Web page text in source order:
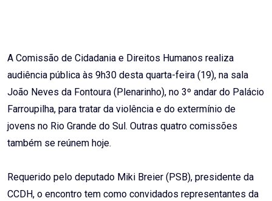
A Comissão de Cidadania e Direitos Humanos realiza
audiência pública às 9h30 desta quarta-feira (19), na sala
João Neves da Fontoura (Plenarinho), no 3º andar do Palácio
Farroupilha, para tratar da violência e do extermínio de
jovens no Rio Grande do Sul. Outras quatro comissões
também se reúnem hoje.
Requerido pelo deputado Miki Breier (PSB), presidente da
CCDH, o encontro tem como convidados representantes da